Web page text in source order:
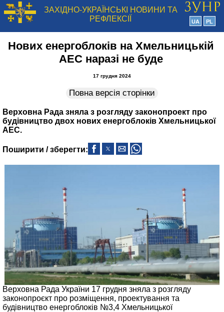
ЗАХІДНО-УКРАЇНСЬКІ НОВИНИ ТА
РЕФЛЕКСІЇ
UA PL
Нових енергоблоків на Хмельницькій
АЕС наразі не буде
17 грудня 2024
Повна версія сторінки
Верховна Рада зняла з розгляду законопроект про
будівництво двох нових енергоблоків Хмельницької
АЕС.
Поширити / зберегти:
Верховна Рада України 17 грудня зняла з розгляду
законопроєкт про розміщення, проектування та
будівництво енергоблоків №3,4 Хмельницької